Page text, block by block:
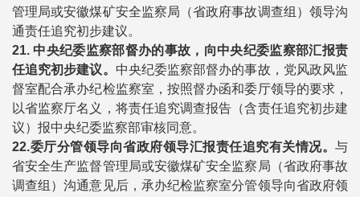
管理局或安徽煤矿安全监察局（省政府事故调查组）领导沟
通责任追究初步建议。
21. 中央纪委监察部督办的事故，向中央纪委监察部汇报责
任追究初步建议。 中央纪委监察部督办的事故，党风政风监
督室配合承办纪检监察室，按照督办函和委厅领导的要求，
以省监察厅名义，将责任追究调查报告（含责任追究初步建
议）报中央纪委监察部审核同意。
22.委厅分管领导向省政府领导汇报责任追究有关情况。 与
省安全生产监督管理局或安徽煤矿安全监察局（省政府事故
调查组）沟通意见后，承办纪检监察室分管领导向省政府领